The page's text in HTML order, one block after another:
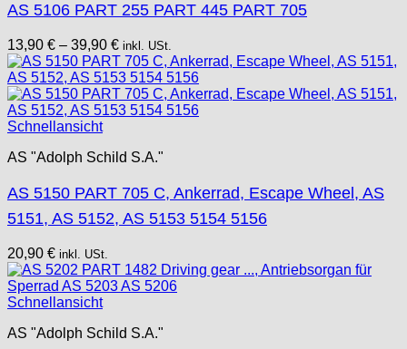
AS 5106 PART 255 PART 445 PART 705
13,90 € – 39,90 € inkl. USt.
Schnellansicht
AS "Adolph Schild S.A."
AS 5150 PART 705 C, Ankerrad, Escape Wheel, AS
5151, AS 5152, AS 5153 5154 5156
20,90 € inkl. USt.
Schnellansicht
AS "Adolph Schild S.A."